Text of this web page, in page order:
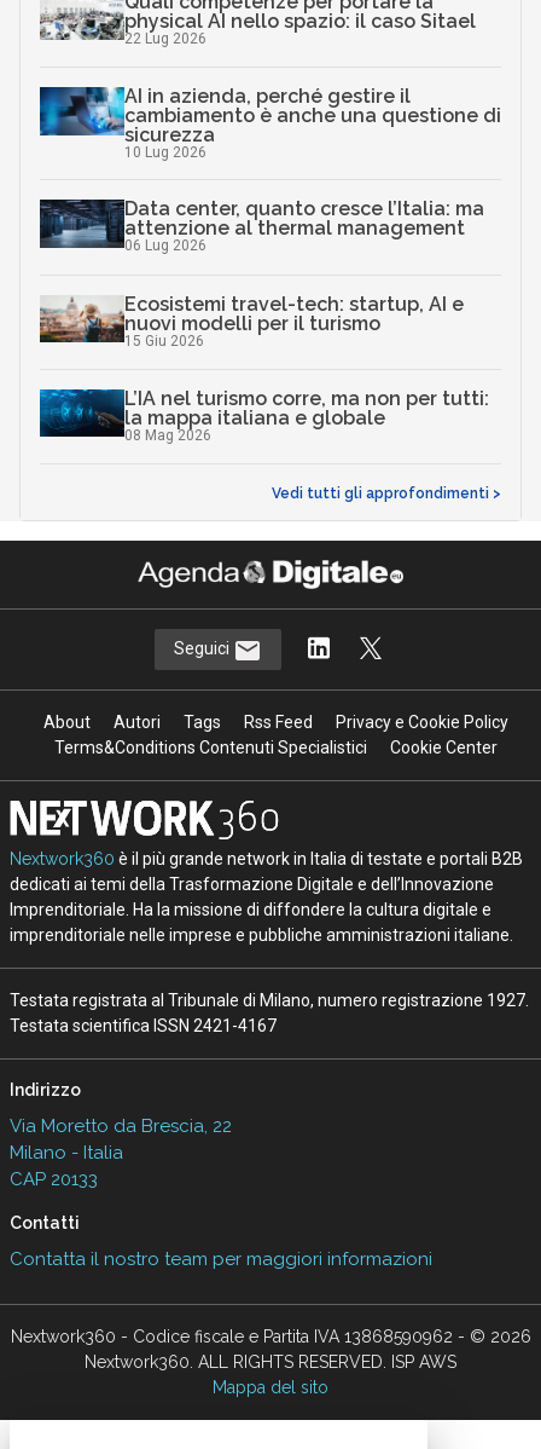
physical AI nello spazio: il caso Sitael
22 Lug 2026
AI in azienda, perché gestire il
cambiamento è anche una questione di
sicurezza
10 Lug 2026
Data center, quanto cresce l’Italia: ma
attenzione al thermal management
06 Lug 2026
Ecosistemi travel-tech: startup, AI e
nuovi modelli per il turismo
15 Giu 2026
L’IA nel turismo corre, ma non per tutti:
la mappa italiana e globale
08 Mag 2026
Vedi tutti gli approfondimenti >
Seguici
About Autori Tags Rss Feed
Privacy e Cookie Policy
Terms&Conditions Contenuti Specialistici
Cookie Center
Nextwork360 è il più grande network in Italia di testate e portali B2B
dedicati ai temi della Trasformazione Digitale e dell’Innovazione
Imprenditoriale. Ha la missione di diffondere la cultura digitale e
imprenditoriale nelle imprese e pubbliche amministrazioni italiane.
Testata registrata al Tribunale di Milano, numero registrazione 1927.
Testata scientifica ISSN 2421-4167
Indirizzo
Via Moretto da Brescia, 22
Milano - Italia
CAP 20133
Contatti
Contatta il nostro team per maggiori informazioni
Nextwork360 - Codice fiscale e Partita IVA 13868590962 - © 2026
Nextwork360. ALL RIGHTS RESERVED. ISP AWS
Mappa del sito